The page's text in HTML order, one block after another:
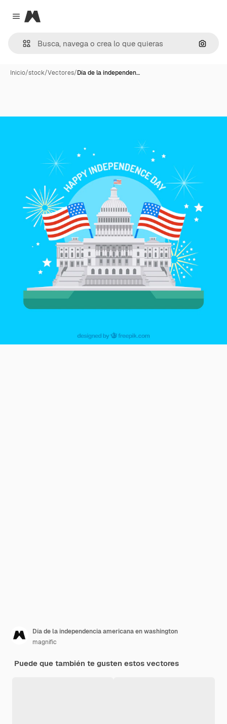
Close menu
Magnific
Inicio/stock/Vectores/Día de la independen…
Día de la independencia americana en washington
magnific
Puede que también te gusten estos vectores